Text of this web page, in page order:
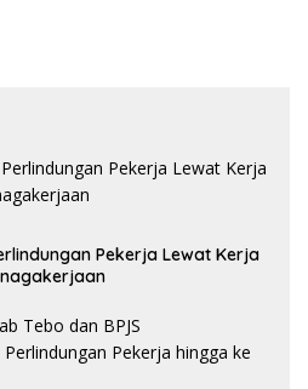
Pekerja Lewat Kerja